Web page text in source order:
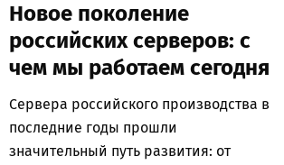
Новое поколение
российских серверов: с
чем мы работаем сегодня
Сервера российского производства в
последние годы прошли
значительный путь развития: от